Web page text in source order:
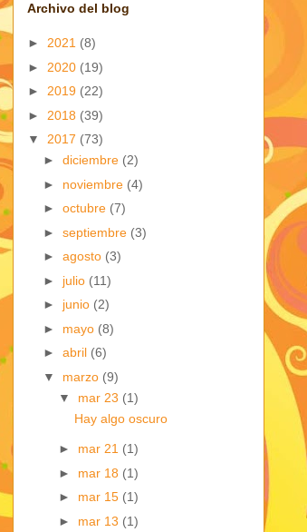
Archivo del blog
► 2021 (8)
► 2020 (19)
► 2019 (22)
► 2018 (39)
▼ 2017 (73)
► diciembre (2)
► noviembre (4)
► octubre (7)
► septiembre (3)
► agosto (3)
► julio (11)
► junio (2)
► mayo (8)
► abril (6)
▼ marzo (9)
▼ mar 23 (1)
Hay algo oscuro
► mar 21 (1)
► mar 18 (1)
► mar 15 (1)
► mar 13 (1)